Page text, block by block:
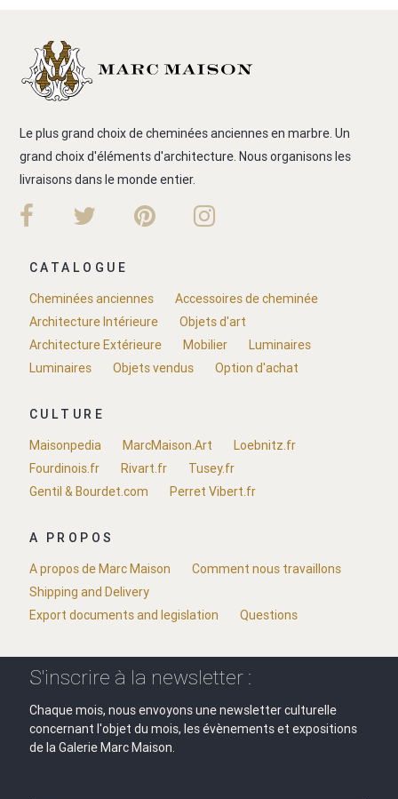
Le plus grand choix de cheminées anciennes en marbre. Un
grand choix d'éléments d'architecture. Nous organisons les
livraisons dans le monde entier.
CATALOGUE
Cheminées anciennes
Accessoires de cheminée
Architecture Intérieure
Objets d'art
Architecture Extérieure
Mobilier
Luminaires
Luminaires
Objets vendus Option d'achat
CULTURE
Maisonpedia
MarcMaison.Art
Loebnitz.fr
Fourdinois.fr
Rivart.fr
Tusey.fr
Gentil & Bourdet.com
Perret Vibert.fr
A PROPOS
A propos de Marc Maison
Comment nous travaillons
Shipping and Delivery
Export documents and legislation
Questions
S'inscrire à la newsletter :
Chaque mois, nous envoyons une newsletter culturelle
concernant l'objet du mois, les évènements et expositions
de la Galerie Marc Maison.